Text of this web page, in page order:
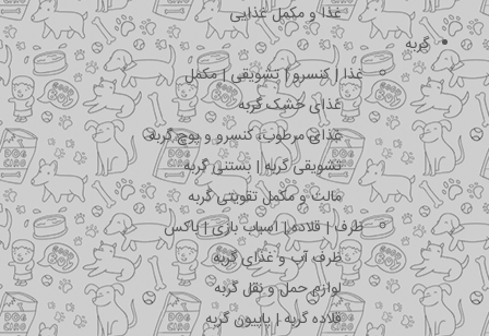
غذا و مکمل غذایی
گربه
غذا | کنسرو | تشویقی | مکمل
غذای خشک گربه
غذای مرطوب، کنسرو و پوچ گربه
تشویقی گربه | بستنی گربه
مالت و مکمل تقویتی گربه
ظرف | قلاده | اسباب بازی | باکس
ظرف آب و غذای گربه
لوازم حمل و نقل گربه
قلاده گربه | پاپیون گربه